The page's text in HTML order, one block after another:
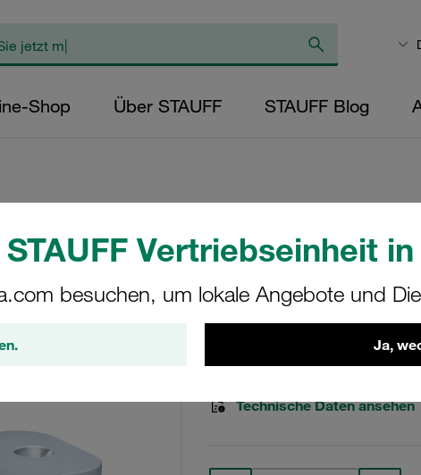
Vertriebseinheit
besuchen, um lokale Angebote und
Ja,
Shop Über STAUFF STAUFF Blog
Deckplatte,Gr. 4
V2A DIN 3015
DP-4-W4
STAUFF Materialnr. 1130000270
Technische Daten ansehen